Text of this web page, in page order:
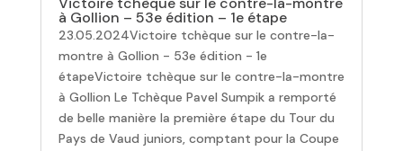
à Gollion – 53e édition – 1e étape
23.05.2024Victoire tchèque sur le contre-la-
montre à Gollion - 53e édition - 1e
étapeVictoire tchèque sur le contre-la-montre
à Gollion Le Tchèque Pavel Sumpik a remporté
de belle manière la première étape du Tour du
Pays de Vaud juniors, comptant pour la Coupe